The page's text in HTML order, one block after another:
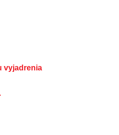
vyjadrenia